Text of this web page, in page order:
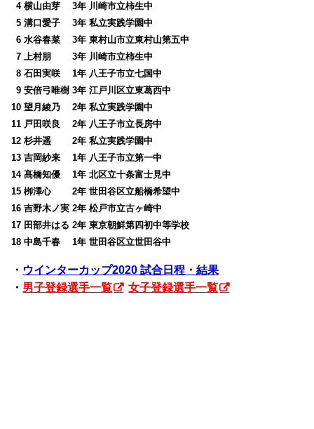
04 横山由芽 3年 川崎市立柿生中
05 溝口愛子 3年 私立実践学園中
06 水谷春菜 3年 東村山市立東村山第五中
07 上村朋 3年 川崎市立柿生中
08 石田実咲 1年 八王子市立七国中
09 安倍弓唯樹 3年 江戸川区立東葛西中
10 望月綾乃 2年 私立実践学園中
11 戸田咲良 2年 八王子市立長房中
12 杉井遥 2年 私立実践学園中
13 吉岡紗来 1年 八王子市立第一中
14 髙橋知優 1年 北区立十条富士見中
15 栁澤心 2年 世田谷区立船橋希望中
16 吉野木ノ実 2年 松戸市立古ヶ崎中
17 田部井はる 2年 東京朝鮮第四初中等学校
18 中島千春 1年 世田谷区立世田谷中
・ ウインターカップ2020 試合日程・結果
・ 男子登録選手一覧 女子登録選手一覧